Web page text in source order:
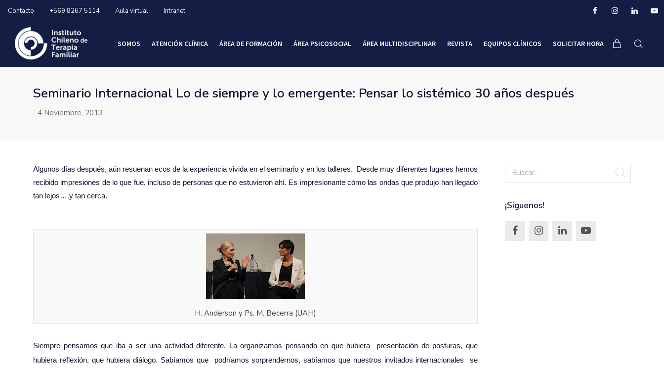
Contacto +569 8267 5114 Aula virtual Intranet
SOMOS ATENCIÓN CLÍNICA ÁREA DE FORMACIÓN ÁREA PSICOSOCIAL ÁREA MULTIDISCIPLINAR REVISTA EQUIPOS CLÍNICOS SOLICITAR HORA
Seminario Internacional Lo de siempre y lo emergente: Pensar lo sistémico 30 años después
- 4 Noviembre, 2013
Algunos días después, aún resuenan ecos de la experiencia vivida en el seminario y en los talleres. Desde muy diferentes lugares hemos
recibido impresiones de lo que fue, incluso de personas que no estuvieron ahí. Es impresionante cómo las ondas que produjo han llegado
tan lejos….y tan cerca.
H. Anderson y Ps. M. Becerra (UAH)
Siempre pensamos que iba a ser una actividad diferente. La organizamos pensando en que hubiera presentación de posturas, que
hubiera reflexión, que hubiera diálogo. Sabíamos que podríamos sorprendernos, sabíamos que nuestros invitados internacionales se
¡Síguenos!